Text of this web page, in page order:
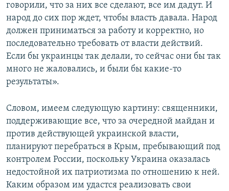
говорили, что за них все сделают, все им дадут. И
народ до сих пор ждет, чтобы власть давала. Народ
должен приниматься за работу и корректно, но
последовательно требовать от власти действий.
Если бы украинцы так делали, то сейчас они бы так
много не жаловались, и были бы какие-то
результаты».
Словом, имеем следующую картину: священники,
поддерживающие все, что за очередной майдан и
против действующей украинской власти,
планируют перебраться в Крым, пребывающий под
контролем России, поскольку Украина оказалась
недостойной их патриотизма по отношению к ней.
Каким образом им удастся реализовать свои